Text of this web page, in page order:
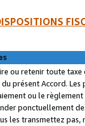
ou retenir toute
présent Accord.
ou le
ponctuellement
les transmettez